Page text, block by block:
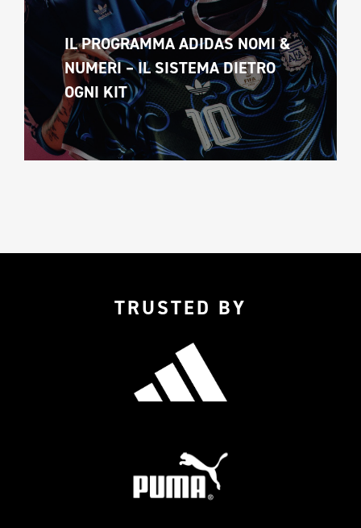
IL PROGRAMMA ADIDAS NOMI &
NUMERI – IL SISTEMA DIETRO
OGNI KIT
TRUSTED BY